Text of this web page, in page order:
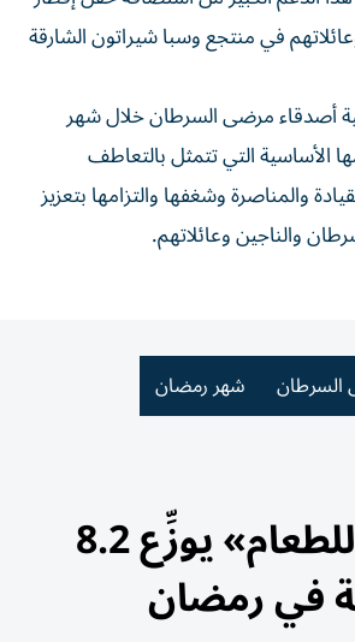
وعائلاتهم في منتجع وسبا شيراتون الشارقة
أصدقاء مرضى السرطان خلال شهر
الأساسية التي تتمثل بالتعاطف
والمناصرة وشغفها والتزامها بتعزيز
والناجين وعائلاتهم.
السرطان شهر رمضان
«الإمارات للطعام» يوزِّع 8.2
في رمضان